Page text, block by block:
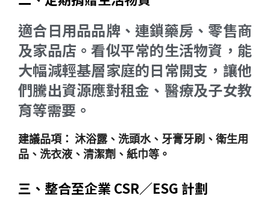
適合日用品品牌、連鎖藥房、零售商
及家品店。看似平常的生活物資，能
大幅減輕基層家庭的日常開支，讓他
們騰出資源應對租金、醫療及子女教
育等需要。
建議品項： 沐浴露、洗頭水、牙膏牙刷、衛生用
品、洗衣液、清潔劑、紙巾等。
三、整合至企業 CSR／ESG 計劃